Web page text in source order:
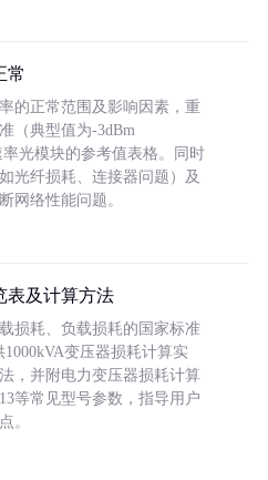
常
的正常范围及影响因素，重
（典型值为-3dBm
光模块的参考值表格。同时
光纤损耗、连接器问题）及
网络性能问题。
表及计算方法
损耗、负载损耗的国家标准
1000kVA变压器损耗计算实
，并附电力变压器损耗计算
等常见型号参数，指导用户
。